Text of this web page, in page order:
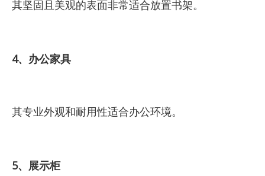
其坚固且美观的表面非常适合放置书架。
4、办公家具
其专业外观和耐用性适合办公环境。
5、展示柜